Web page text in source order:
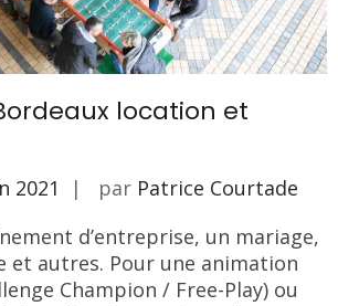
location et
2021 par Patrice Courtade
d’entreprise, un mariage,
et autres. Pour une animation
Champion / Free-Play) ou